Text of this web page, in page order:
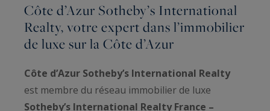
Côte d’Azur Sotheby’s International
Realty, votre expert dans l’immobilier
de luxe sur la Côte d’Azur
Côte d’Azur Sotheby’s International Realty
est membre du réseau immobilier de luxe
Sotheby’s International Realty France –